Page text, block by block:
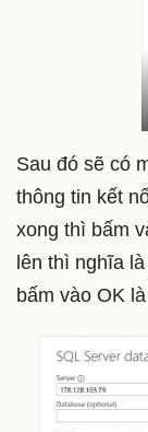
Sau đó sẽ có
thông tin kết
xong thì bấm
lên thì nghĩa
bấm vào OK